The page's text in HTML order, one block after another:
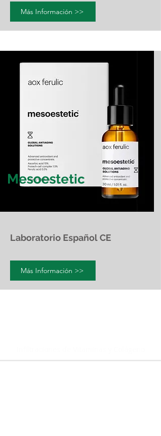
Más Información >>
Mesoestetic
Laboratorio Español CE
Más Información >>